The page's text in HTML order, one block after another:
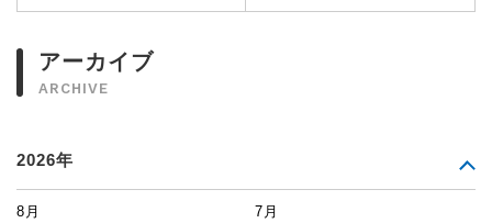
アーカイブ
ARCHIVE
2026年
8月 7月